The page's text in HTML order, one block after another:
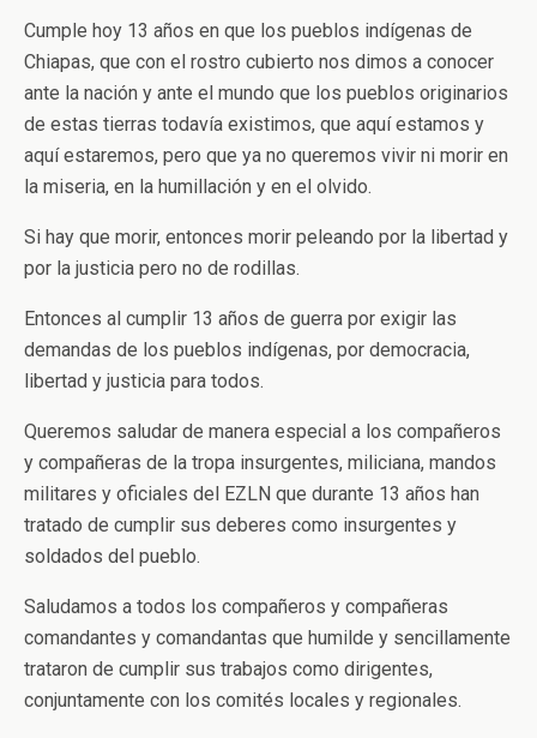
Cumple hoy 13 años en que los pueblos indígenas de
Chiapas, que con el rostro cubierto nos dimos a conocer
ante la nación y ante el mundo que los pueblos originarios
de estas tierras todavía existimos, que aquí estamos y
aquí estaremos, pero que ya no queremos vivir ni morir en
la miseria, en la humillación y en el olvido.
Si hay que morir, entonces morir peleando por la libertad y
por la justicia pero no de rodillas.
Entonces al cumplir 13 años de guerra por exigir las
demandas de los pueblos indígenas, por democracia,
libertad y justicia para todos.
Queremos saludar de manera especial a los compañeros
y compañeras de la tropa insurgentes, miliciana, mandos
militares y oficiales del EZLN que durante 13 años han
tratado de cumplir sus deberes como insurgentes y
soldados del pueblo.
Saludamos a todos los compañeros y compañeras
comandantes y comandantas que humilde y sencillamente
trataron de cumplir sus trabajos como dirigentes,
conjuntamente con los comités locales y regionales.